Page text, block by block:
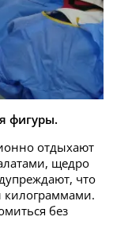
фигуры.
отдыхают
щедро
что
килограммами.
без